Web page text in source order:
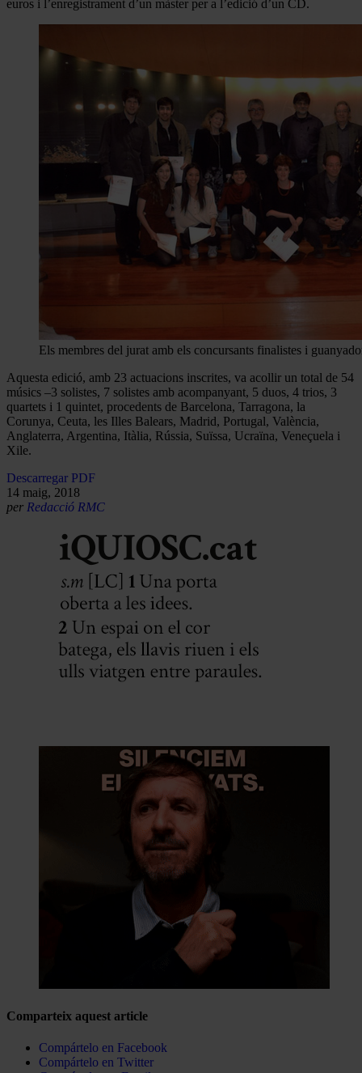
euros i l’enregistrament d’un màster per a l’edició d’un CD.
Els membres del jurat amb els concursants finalistes i
Aquesta edició, amb 23 actuacions inscrites, va acollir un total de 54
músics –3 solistes, 7 solistes amb acompanyant, 5 duos, 4 trios, 3
quartets i 1 quintet, procedents de Barcelona, Tarragona, la
Corunya, Ceuta, les Illes Balears, Madrid, Portugal, València,
Anglaterra, Argentina, Itàlia, Rússia, Suïssa, Ucraïna, Veneçuela i
Xile.
Descarregar PDF
14 maig, 2018
per Redacció RMC
Comparteix aquest article
Compártelo en Facebook
Compártelo en Twitter